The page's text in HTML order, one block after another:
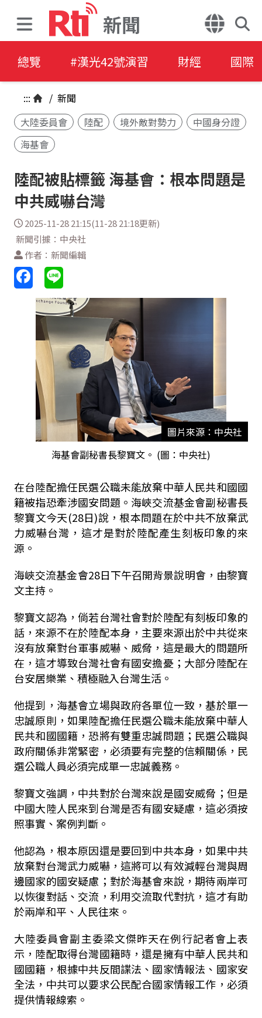
新聞
總覽 #漢光42號演習 財經 國際
::: / 新聞
大陸委員會
陸配 境外敵對勢力
中國身分證
海基會
陸配被貼標籤 海基會：根本問題是
中共威嚇台灣
2025-11-28 21:15(11-28 21:18更新)
新聞引據：中央社
作者：新聞編輯
圖片來源：中央社
海基會副秘書長黎寶文。 (圖：中央社)
在台陸配擔任民選公職未能放棄中華人民共和國國
籍被指恐牽涉國安問題。海峽交流基金會副秘書長
黎寶文今天(28日)說，根本問題在於中共不放棄武
力威嚇台灣，這才是對於陸配產生刻板印象的來
源。
海峽交流基金會28日下午召開背景說明會，由黎寶
文主持。
黎寶文認為，倘若台灣社會對於陸配有刻板印象的
話，來源不在於陸配本身，主要來源出於中共從來
沒有放棄對台軍事威嚇、威脅，這是最大的問題所
在，這才導致台灣社會有國安擔憂；大部分陸配在
台安居樂業、積極融入台灣生活。
他提到，海基會立場與政府各單位一致，基於單一
忠誠原則，如果陸配擔任民選公職未能放棄中華人
民共和國國籍，恐將有雙重忠誠問題；民選公職與
政府關係非常緊密，必須要有完整的信賴關係，民
選公職人員必須完成單一忠誠義務。
黎寶文強調，中共對於台灣來說是國安威脅；但是
中國大陸人民來到台灣是否有國安疑慮，這必須按
照事實、案例判斷。
他認為，根本原因還是要回到中共本身，如果中共
放棄對台灣武力威嚇，這將可以有效減輕台灣與周
邊國家的國安疑慮；對於海基會來說，期待兩岸可
以恢復對話、交流，利用交流取代對抗，這才有助
於兩岸和平、人民往來。
大陸委員會副主委梁文傑昨天在例行記者會上表
示，陸配取得台灣國籍時，還是擁有中華人民共和
國國籍，根據中共反間諜法、國家情報法、國家安
全法，中共可以要求公民配合國家情報工作，必須
提供情報線索。